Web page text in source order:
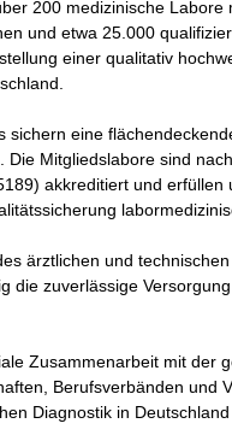
200 medizinische
und etwa 25.000
einer qualitativ
sichern eine
Die Mitgliedslabore sind
akkreditiert und
ärztlichen und
die zuverlässige
Zusammenarbeit mit der
Berufsverbänden und
Diagnostik in Deutschland